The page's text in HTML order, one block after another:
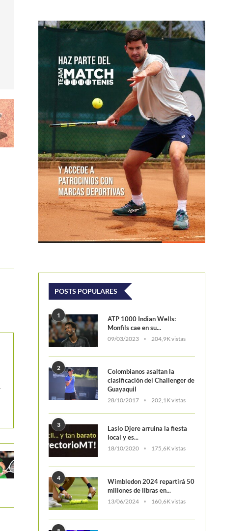
POSTS POPULARES
1
ATP 1000 Indian Wells:
Monfils cae en su...
09/03/2023 204,9K vistas
2
Colombianos asaltan la
clasificación del Challenger de
Guayaquil
28/10/2017 202,1K vistas
3
Laslo Djere arruina la fiesta
local y es...
18/10/2020 175,6K vistas
4
Wimbledon 2024 repartirá 50
millones de libras en...
13/06/2024 160,6K vistas